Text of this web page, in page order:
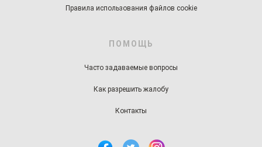
Правила использования файлов cookie
ПОМОЩЬ
Часто задаваемые вопросы
Как разрешить жалобу
Контакты